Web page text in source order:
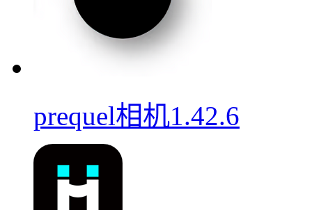
prequel相机1.42.6